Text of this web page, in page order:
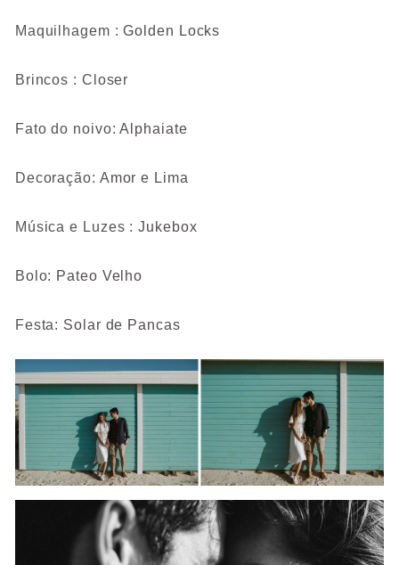
Maquilhagem :Golden Locks
Brincos : Closer
Fato do noivo: Alphaiate
Decoração: Amor e Lima
Música e Luzes :Jukebox
Bolo: Pateo Velho
Festa: Solar de Pancas